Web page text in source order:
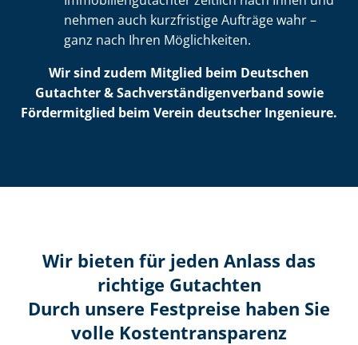
nehmen auch kurzfristige Aufträge wahr –
ganz nach Ihren Möglichkeiten.
Wir sind zudem Mitglied beim Deutschen
Gutachter & Sach­ver­stän­di­gen­ver­band sowie
Fördermitglied beim Verein deutscher Ingenieure.
Wir bieten für jeden Anlass das
richtige Gutachten
Durch unsere Festpreise haben Sie
volle Kosten­transparenz